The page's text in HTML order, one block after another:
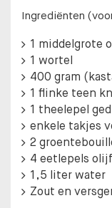
Ingrediënten
1 middelgrote
1 wortel
400 gram
1 flinke teen
1 theelepel
enkele takjes
2
4 eetlepels
1,5 liter water
Zout en